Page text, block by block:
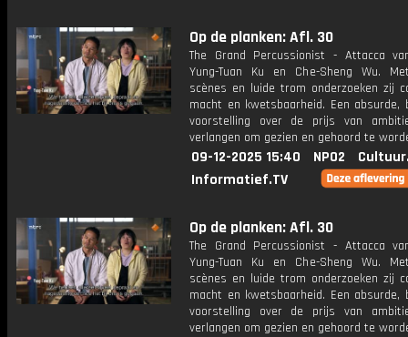
Op de planken: Afl. 30
The Grand Percussionist - Attacca
Yung-Tuan Ku en Che-Sheng Wu.
scènes en luide trom onderzoeken zij
macht en kwetsbaarheid. Een absurde,
voorstelling over de prijs van
verlangen om gezien en gehoord te
09-12-2025 15:40 NPO2
Informatief.TV
Op de planken: Afl. 30
The Grand Percussionist - Attacca
Yung-Tuan Ku en Che-Sheng Wu.
scènes en luide trom onderzoeken zij
macht en kwetsbaarheid. Een absurde,
voorstelling over de prijs van
verlangen om gezien en gehoord te